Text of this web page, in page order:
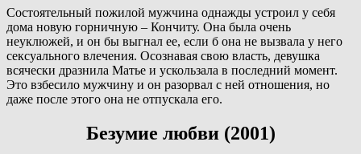
Состоятельный пожилой мужчина однажды устроил у себя
дома новую горничную – Кончиту. Она была очень
неуклюжей, и он бы выгнал ее, если б она не вызвала у него
сексуального влечения. Осознавая свою власть, девушка
всячески дразнила Матье и ускользала в последний момент.
Это взбесило мужчину и он разорвал с ней отношения, но
даже после этого она не отпускала его.
Безумие любви (2001)